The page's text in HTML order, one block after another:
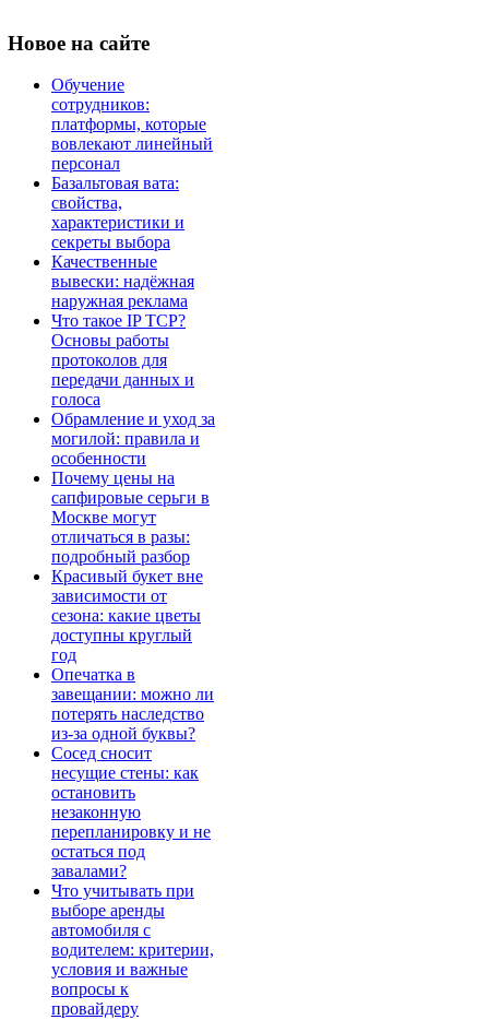
Новое на сайте
Обучение
сотрудников:
платформы, которые
вовлекают линейный
персонал
Базальтовая вата:
свойства,
характеристики и
секреты выбора
Качественные
вывески: надёжная
наружная реклама
Что такое IP TCP?
Основы работы
протоколов для
передачи данных и
голоса
Обрамление и уход за
могилой: правила и
особенности
Почему цены на
сапфировые серьги в
Москве могут
отличаться в разы:
подробный разбор
Красивый букет вне
зависимости от
сезона: какие цветы
доступны круглый
год
Опечатка в
завещании: можно ли
потерять наследство
из-за одной буквы?
Сосед сносит
несущие стены: как
остановить
незаконную
перепланировку и не
остаться под
завалами?
Что учитывать при
выборе аренды
автомобиля с
водителем: критерии,
условия и важные
вопросы к
провайдеру